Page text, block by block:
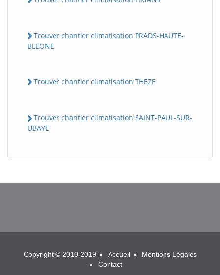
Trouver chantier climatisation PRADS-HAUTE-
BLEONE
Trouver chantier climatisation THEZE
Trouver chantier climatisation SAINT-PAUL-SUR-
UBAYE
BatiWebPro
Copyright © 2010-2019 Accueil
Mentions Légales
Contact